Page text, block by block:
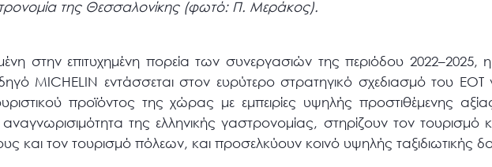
της Θεσσαλονίκης (φωτό: Π. Μεράκος).
στην επιτυχημένη πορεία των συνεργασιών της περιόδου 2022–2025,
MICHELIN εντάσσεται στον ευρύτερο στρατηγικό σχεδιασμό του ΕΟΤ
προϊόντος της χώρας με εμπειρίες υψηλής προστιθέμενης
αναγνωρισιμότητα της ελληνικής γαστρονομίας, στηρίζουν τον τουρισμό
και τον τουρισμό πόλεων, και προσελκύουν κοινό υψηλής ταξιδιωτικής